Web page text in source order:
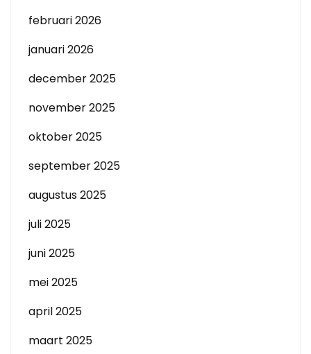
februari 2026
januari 2026
december 2025
november 2025
oktober 2025
september 2025
augustus 2025
juli 2025
juni 2025
mei 2025
april 2025
maart 2025